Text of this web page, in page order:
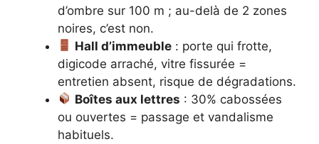
d’ombre sur 100 m ; au-delà de 2 zones
noires, c’est non.
Hall d’immeuble : porte qui frotte,
digicode arraché, vitre fissurée =
entretien absent, risque de dégradations.
Boîtes aux lettres : 30% cabossées
ou ouvertes = passage et vandalisme
habituels.